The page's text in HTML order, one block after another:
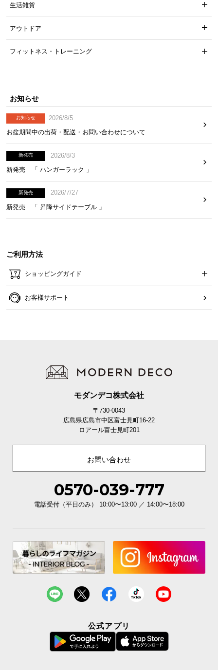
生活雑貨
アウトドア
フィットネス・トレーニング
お知らせ
お知らせ
2026/8/5
お盆期間中の出荷・配送・お問い合わせについて
新発売
2026/8/3
新発売 「 ハンガーラック 」
新発売
2026/7/27
新発売 「 昇降サイドテーブル 」
ご利用方法
ショッピングガイド
お客様サポート
モダンデコ株式会社
〒730-0043
広島県広島市中区富士見町16-22
ロアール富士見町201
お問い合わせ
0570-039-777
電話受付（平日のみ） 10:00〜13:00 ／ 14:00〜18:00
公式アプリ